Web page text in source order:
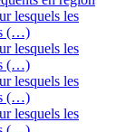
lesquels les
(…)
lesquels les
(…)
lesquels les
(…)
lesquels les